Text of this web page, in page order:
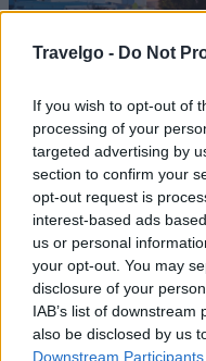
Travelgo - Do Not
If you wish to opt-out of
processing of your
targeted advertising by
section to confirm your
opt-out request is
interest-based ads
us or personal
your opt-out. You may
disclosure of your
IAB’s list of
also be disclosed by us
Downstream Participants
Πηγή: Shutterstock
Ένα ακόμη πρόσφατο
στην αυστριακή
νησί «θησαυρό που
ανεξερεύνητος» και
ανακαλύψουν τα
κουζίνα και να
μεσαιωνικά σοκάκια.